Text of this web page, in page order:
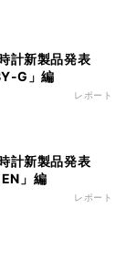
計新製品発表
G」編
レポート
計新製品発表
」編
レポート